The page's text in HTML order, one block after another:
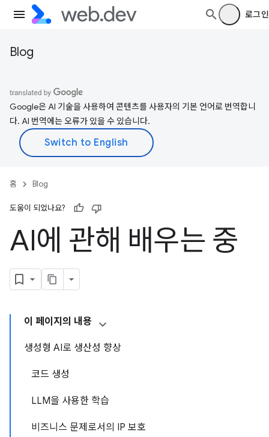
로그인
Blog
Google은 AI 기술을 사용하여 콘텐츠를 사용자의 기본 언어로 번역합니
다. AI 번역에는 오류가 있을 수 있습니다.
홈 Blog
도움이 되었나요?
AI에 관해 배우는 중
이 페이지의 내용
생성형 AI로 생산성 향상
코드 생성
LLM을 사용한 학습
비즈니스 문제로서의 IP 보호